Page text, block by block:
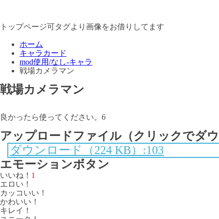
トップページ可タグより画像をお借りしてます
ホーム
キャラカード
mod使用/なし-キャラ
戦場カメラマン
戦場カメラマン
良かったら使ってください。6
アップロードファイル（クリックでダウ
ダウンロード（224 KB）:103
エモーションボタン
いいね！ 1
エロい！
カッコいい！
かわいい！
キレイ！